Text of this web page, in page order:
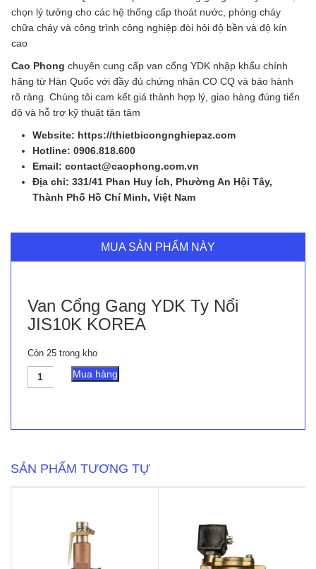
chọn lý tưởng cho các hệ thống cấp thoát nước, phòng cháy
chữa cháy và công trình công nghiệp đòi hỏi độ bền và độ kín
cao
Cao Phong chuyên cung cấp van cổng YDK nhập khẩu chính
hãng từ Hàn Quốc với đầy đủ chứng nhận CO CQ và bảo hành
rõ ràng. Chúng tôi cam kết giá thành hợp lý, giao hàng đúng tiến
độ và hỗ trợ kỹ thuật tận tâm
Website: https://thietbicongnghiepaz.com
Hotline: 0906.818.600
Email: contact@caophong.com.vn
Địa chỉ: 331/41 Phan Huy Ích, Phường An Hội Tây,
Thành Phố Hồ Chí Minh, Việt Nam
MUA SẢN PHẨM NÀY
Van Cổng Gang YDK Ty Nổi
JIS10K KOREA
Còn 25 trong kho
Van
KOREA
số
lượng
Mua hàng
SẢN PHẨM TƯƠNG TỰ